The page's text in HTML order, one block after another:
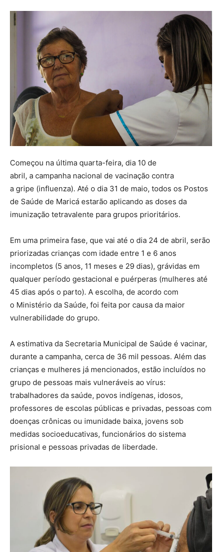
Começou na última quarta-feira, dia 10 de
abril, a campanha nacional de vacinação contra
a gripe (influenza). Até o dia 31 de maio, todos os Postos
de Saúde de Maricá estarão aplicando as doses da
imunização tetravalente para grupos prioritários.
Em uma primeira fase, que vai até o dia 24 de abril, serão
priorizadas crianças com idade entre 1 e 6 anos
incompletos (5 anos, 11 meses e 29 dias), grávidas em
qualquer período gestacional e puérperas (mulheres até
45 dias após o parto). A escolha, de acordo com
o Ministério da Saúde, foi feita por causa da maior
vulnerabilidade do grupo.
A estimativa da Secretaria Municipal de Saúde é vacinar,
durante a campanha, cerca de 36 mil pessoas. Além das
crianças e mulheres já mencionados, estão incluídos no
grupo de pessoas mais vulneráveis ao vírus:
trabalhadores da saúde, povos indígenas, idosos,
professores de escolas públicas e privadas, pessoas com
doenças crônicas ou imunidade baixa, jovens sob
medidas socioeducativas, funcionários do sistema
prisional e pessoas privadas de liberdade.